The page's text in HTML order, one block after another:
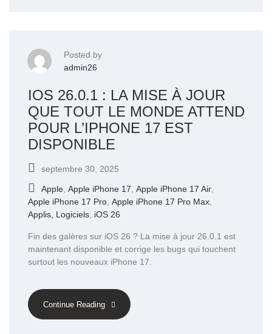
Posted by
admin26
IOS 26.0.1 : LA MISE À JOUR
QUE TOUT LE MONDE ATTEND
POUR L’IPHONE 17 EST
DISPONIBLE
septembre 30, 2025
Apple, Apple iPhone 17, Apple iPhone 17 Air,
Apple iPhone 17 Pro, Apple iPhone 17 Pro Max,
Applis, Logiciels, iOS 26
Fin des galères sur iOS 26 ? La mise à jour 26.0.1 est
maintenant disponible et corrige les bugs qui touchent
surtout les nouveaux iPhone 17.
Continue Reading